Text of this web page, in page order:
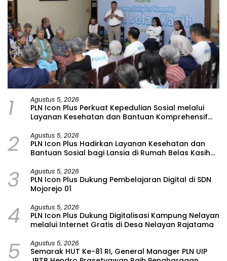
1 Agustus 5, 2026
PLN Icon Plus Perkuat Kepedulian Sosial melalui
Layanan Kesehatan dan Bantuan Komprehensif
2 Agustus 5, 2026
PLN Icon Plus Hadirkan Layanan Kesehatan dan
Bantuan Sosial bagi Lansia di Rumah Belas Kasih
3 Agustus 5, 2026
PLN Icon Plus Dukung Pembelajaran Digital di SDN
Mojorejo 01
4 Agustus 5, 2026
PLN Icon Plus Dukung Digitalisasi Kampung Nelayan
melalui Internet Gratis di Desa Nelayan Rajatama
5 Agustus 5, 2026
Semarak HUT Ke-81 RI, General Manager PLN UIP